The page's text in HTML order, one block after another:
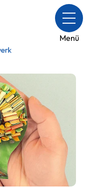
Menü